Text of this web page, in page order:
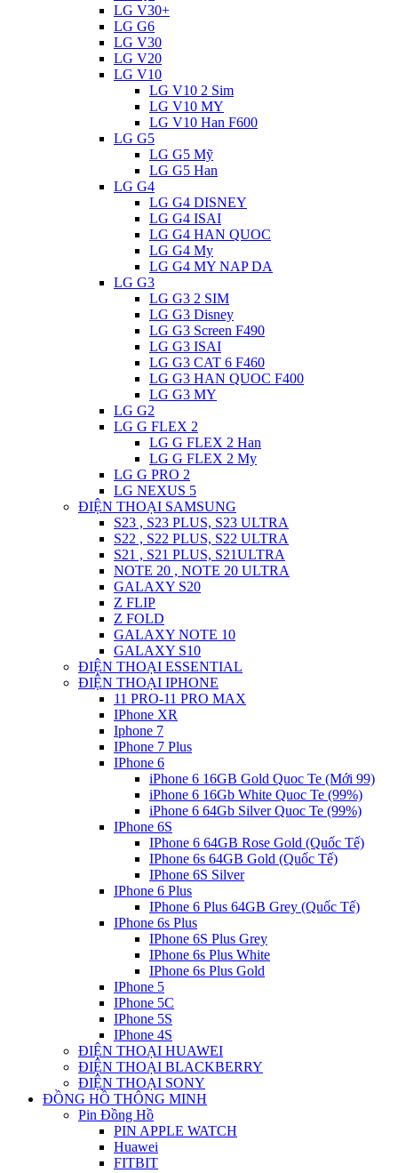
LG V30+
LG G6
LG V30
LG V20
LG V10
LG V10 2 Sim
LG V10 MY
LG V10 Han F600
LG G5
LG G5 Mỹ
LG G5 Han
LG G4
LG G4 DISNEY
LG G4 ISAI
LG G4 HAN QUOC
LG G4 My
LG G4 MY NAP DA
LG G3
LG G3 2 SIM
LG G3 Disney
LG G3 Screen F490
LG G3 ISAI
LG G3 CAT 6 F460
LG G3 HAN QUOC F400
LG G3 MY
LG G2
LG G FLEX 2
LG G FLEX 2 Han
LG G FLEX 2 My
LG G PRO 2
LG NEXUS 5
ĐIỆN THOẠI SAMSUNG
S23 , S23 PLUS, S23 ULTRA
S22 , S22 PLUS, S22 ULTRA
S21 , S21 PLUS, S21ULTRA
NOTE 20 , NOTE 20 ULTRA
GALAXY S20
Z FLIP
Z FOLD
GALAXY NOTE 10
GALAXY S10
ĐIỆN THOẠI ESSENTIAL
ĐIỆN THOẠI IPHONE
11 PRO-11 PRO MAX
IPhone XR
Iphone 7
IPhone 7 Plus
IPhone 6
iPhone 6 16GB Gold Quoc Te (Mới 99)
iPhone 6 16Gb White Quoc Te (99%)
iPhone 6 64Gb Silver Quoc Te (99%)
IPhone 6S
IPhone 6 64GB Rose Gold (Quốc Tế)
IPhone 6s 64GB Gold (Quốc Tế)
IPhone 6S Silver
IPhone 6 Plus
IPhone 6 Plus 64GB Grey (Quốc Tế)
IPhone 6s Plus
IPhone 6S Plus Grey
IPhone 6s Plus White
IPhone 6s Plus Gold
IPhone 5
IPhone 5C
IPhone 5S
IPhone 4S
ĐIỆN THOẠI HUAWEI
ĐIỆN THOẠI BLACKBERRY
ĐIỆN THOẠI SONY
ĐỒNG HỒ THÔNG MINH
Pin Đồng Hồ
PIN APPLE WATCH
Huawei
FITBIT